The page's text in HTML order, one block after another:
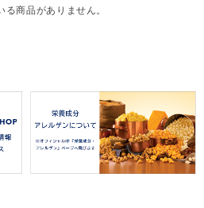
る商品がありません。